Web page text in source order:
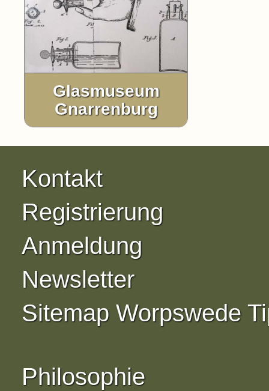
Glasmuseum
Gnarrenburg
Kontakt
Registrierung
Anmeldung
Newsletter
Sitemap Worpswede
Philosophie